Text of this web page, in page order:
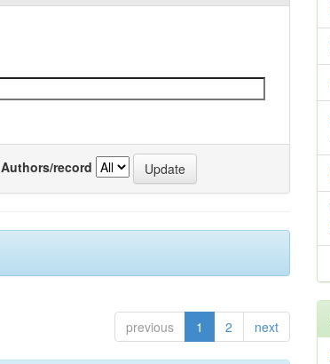
Authors/record
previous 1 2 next